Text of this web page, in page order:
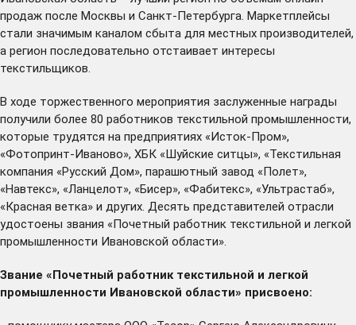
продаж после Москвы и Санкт-Петербурга. Маркетплейсы
стали значимым каналом сбыта для местных производителей,
а регион последовательно отстаивает интересы
текстильщиков.
В ходе торжественного мероприятия заслуженные награды
получили более 80 работников текстильной промышленности,
которые трудятся на предприятиях «Исток-Пром»,
«Фотопринт-Иваново», ХБК «Шуйские ситцы», «Текстильная
компания «Русский Дом», парашютный завод «Полет»,
«Навтекс», «Ланцелот», «Бисер», «Фабитекс», «Ультрастаб»,
«Красная ветка» и других. Десять представителей отрасли
удостоены звания «Почетный работник текстильной и легкой
промышленности Ивановской области».
Звание «Почетный работник текстильной и легкой
промышленности Ивановской области» присвоено: